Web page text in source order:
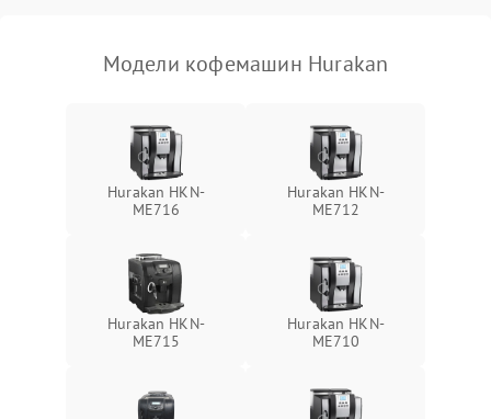
Модели кофемашин Hurakan
Hurakan HKN-
ME716
Hurakan HKN-
ME712
Hurakan HKN-
ME715
Hurakan HKN-
ME710